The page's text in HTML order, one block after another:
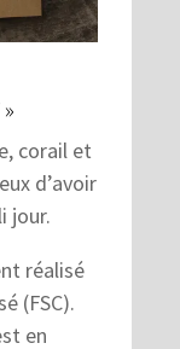
corail et
d’avoir
jour.
réalisé
(FSC).
en